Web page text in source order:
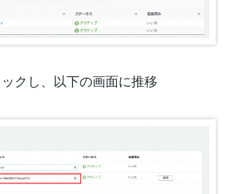
クし、以下の画面に推移